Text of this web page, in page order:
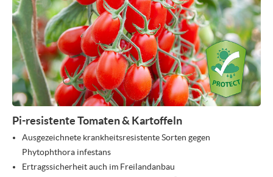
Pi-resistente Tomaten & Kartoffeln
Ausgezeichnete krankheitsresistente Sorten gegen
Phytophthora infestans
Ertragssicherheit auch im Freilandanbau